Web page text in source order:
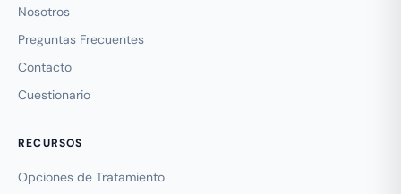
Nosotros
Preguntas Frecuentes
Contacto
Cuestionario
RECURSOS
Opciones de Tratamiento